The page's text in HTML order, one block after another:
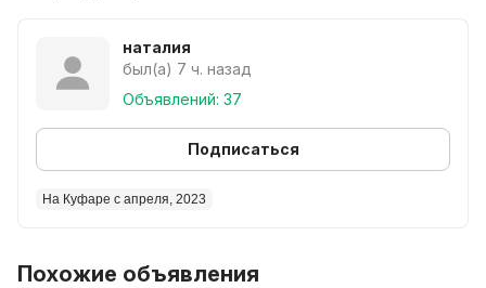
наталия
был(а) 7 ч. назад
Объявлений: 37
Подписаться
На Куфаре с апреля, 2023
Похожие объявления